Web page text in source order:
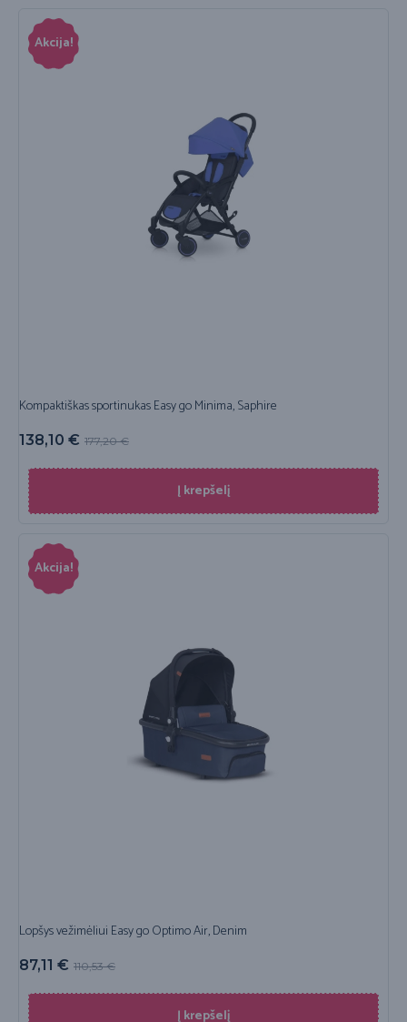
Akcija!
Kompaktiškas sportinukas Easy go Minima, Saphire
177,20€
138,10 €
Į krepšelį
Akcija!
Lopšys vežimėliui Easy go Optimo Air, Denim
110,53€
87,11 €
Į krepšelį